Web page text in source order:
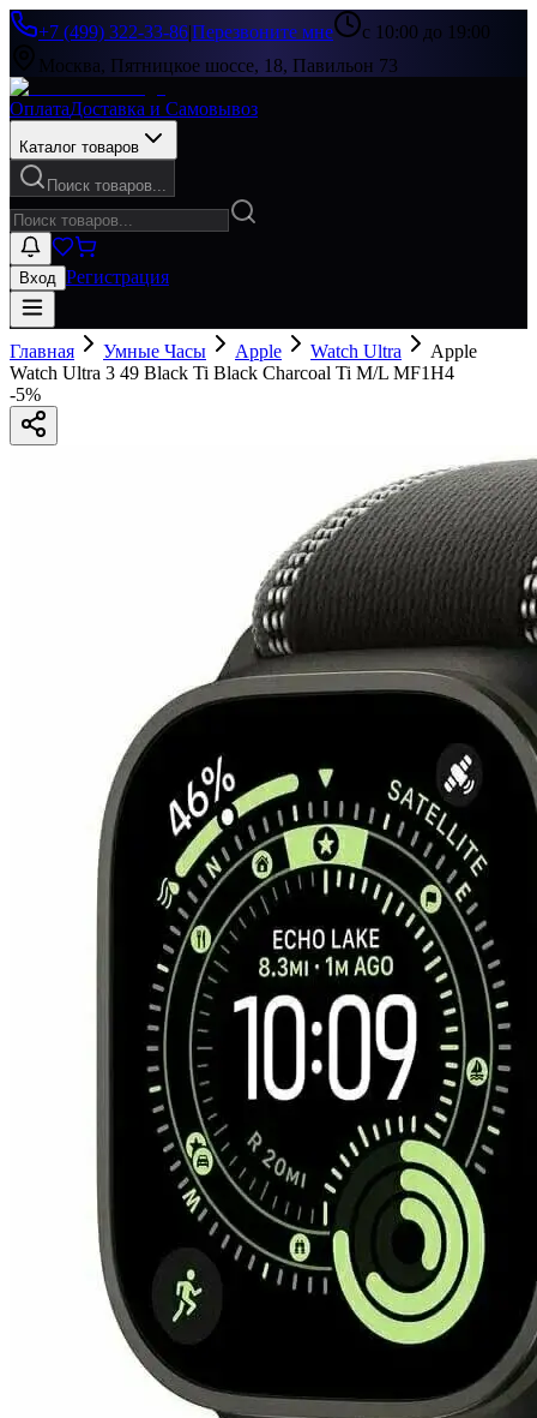
+7 (499) 322-33-86|Перезвоните мне
с 10:00 до 19:00
Москва, Пятницкое шоссе, 18, Павильон 73
ОплатаДоставка и Самовывоз
Каталог товаров
Поиск товаров...
Вход Регистрация
Главная Умные Часы Apple Watch Ultra
Apple
Watch Ultra 3 49 Black Ti Black Charcoal Ti M/L MF1H4
-5%